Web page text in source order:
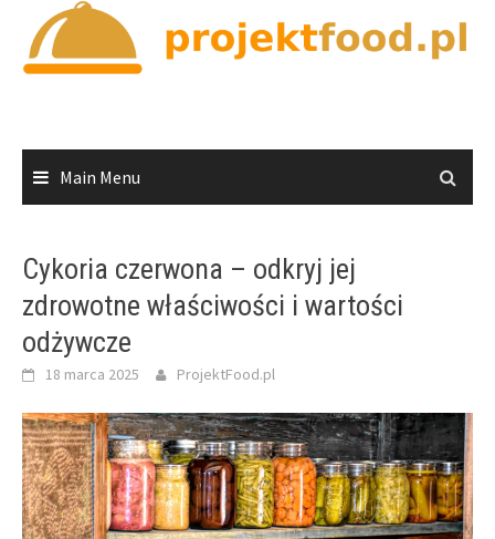
content
Main Menu
Cykoria czerwona – odkryj jej
zdrowotne właściwości i wartości
odżywcze
18 marca 2025 ProjektFood.pl